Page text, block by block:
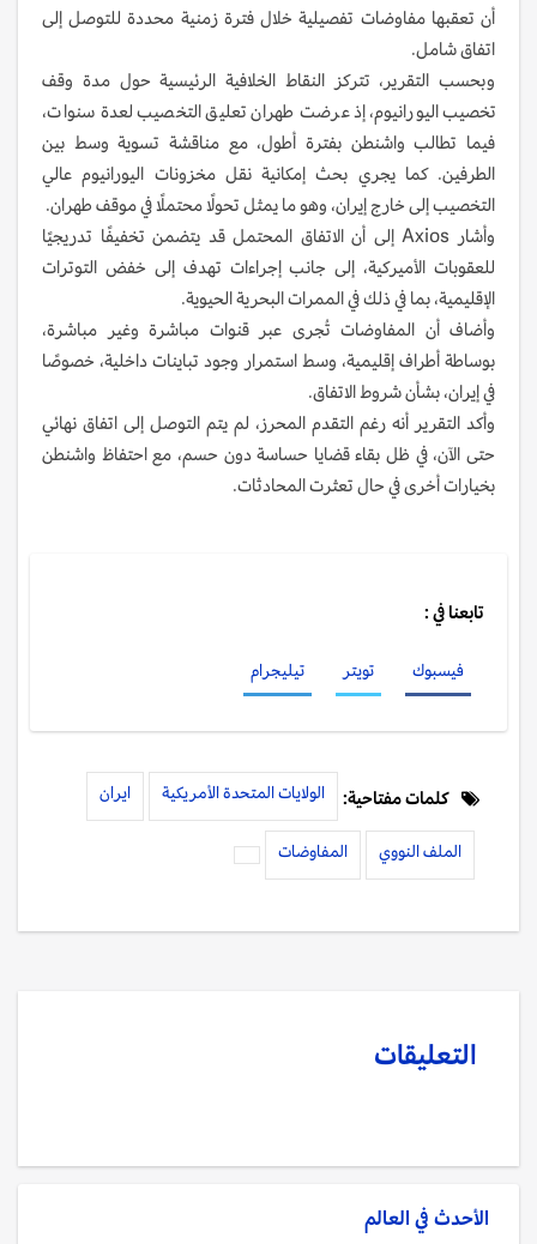
أن تعقبها مفاوضات تفصيلية خلال فترة زمنية محددة للتوصل إلى
اتفاق شامل.
وبحسب التقرير، تتركز النقاط الخلافية الرئيسية حول مدة وقف
تخصيب اليورانيوم، إذ عرضت طهران تعليق التخصيب لعدة سنوات،
فيما تطالب واشنطن بفترة أطول، مع مناقشة تسوية وسط بين
الطرفين. كما يجري بحث إمكانية نقل مخزونات اليورانيوم عالي
التخصيب إلى خارج إيران، وهو ما يمثل تحولًا محتملًا في موقف طهران.
وأشار Axios إلى أن الاتفاق المحتمل قد يتضمن تخفيفًا تدريجيًا
للعقوبات الأميركية، إلى جانب إجراءات تهدف إلى خفض التوترات
الإقليمية، بما في ذلك في الممرات البحرية الحيوية.
وأضاف أن المفاوضات تُجرى عبر قنوات مباشرة وغير مباشرة،
بوساطة أطراف إقليمية، وسط استمرار وجود تباينات داخلية، خصوصًا
في إيران، بشأن شروط الاتفاق.
وأكد التقرير أنه رغم التقدم المحرز، لم يتم التوصل إلى اتفاق نهائي
حتى الآن، في ظل بقاء قضايا حساسة دون حسم، مع احتفاظ واشنطن
بخيارات أخرى في حال تعثرت المحادثات.
تابعنا في :
فيسبوك تويتر تيليجرام
كلمات مفتاحية: الولايات المتحدة الأمريكية ايران
الملف النووي المفاوضات
التعليقات
الأحدث في العالم